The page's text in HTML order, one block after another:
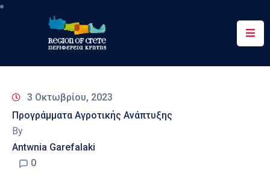
Περιφέρεια
&
Δράσεις
Ψηφιακές
3 Οκτωβρίου, 2023
Προγράμματα Αγροτικής Ανάπτυξης
By
Antwnia Garefalaki
0